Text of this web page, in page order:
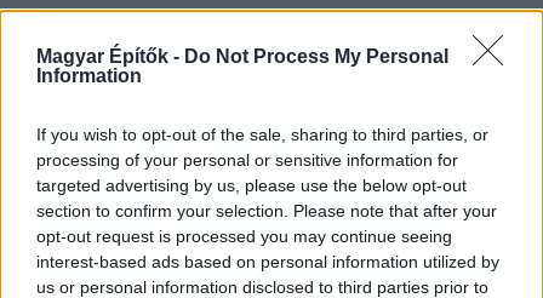
Magyar Építők - Do Not Process My Personal
Information
If you wish to opt-out of the sale, sharing to third parties, or
processing of your personal or sensitive information for
targeted advertising by us, please use the below opt-out
section to confirm your selection. Please note that after your
opt-out request is processed you may continue seeing
interest-based ads based on personal information utilized by
us or personal information disclosed to third parties prior to